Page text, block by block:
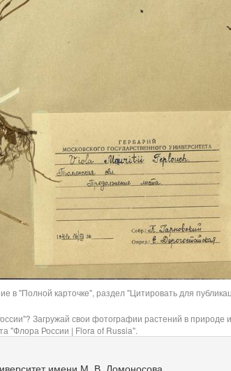
в "Полной карточке", раздел "Цитировать для
Загружай свои фотографии растений в природе
"Флора России | Flora of Russia".